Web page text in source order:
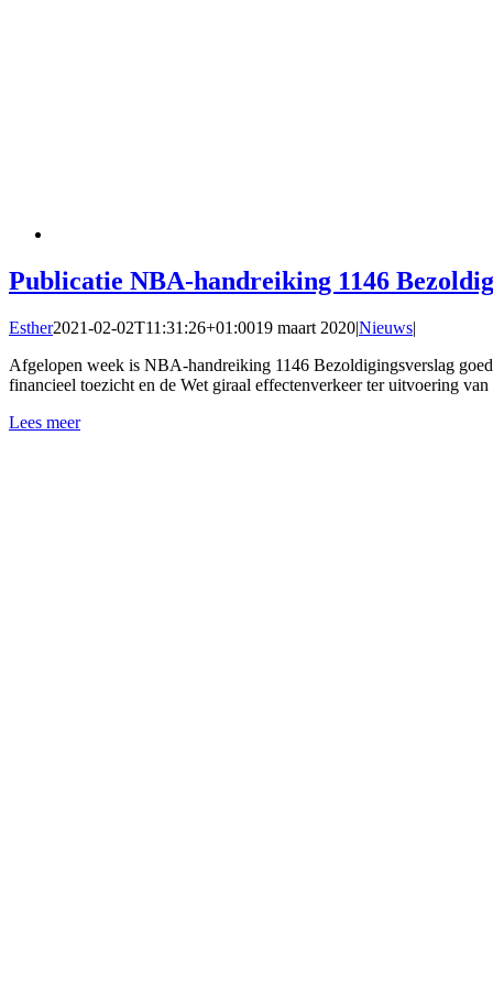
Publicatie NBA-handreiking 1146
Esther2021-02-02T11:31:26+01:0019 maart 2020|Nieuws|
Afgelopen week is NBA-handreiking 1146 Bezoldigingsverslag
financieel toezicht en de Wet giraal effectenverkeer ter uitvoering
Lees meer